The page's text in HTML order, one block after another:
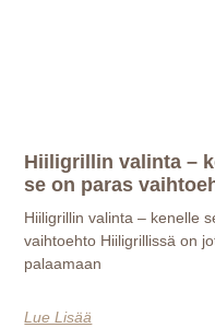
Hiiligrillin valinta –
se on paras
Hiiligrillin valinta – kenelle
vaihtoehto Hiiligrillissä on
palaamaan
Lue Lisää